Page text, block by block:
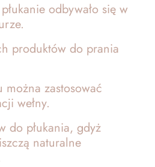
odbywało się w
produktów do prania
zastosować
wełny.
do płukania, gdyż
naturalne